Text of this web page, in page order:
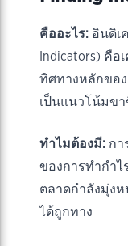
คืออะไร: อินดิเ
Indicators) คื
ทิศทางหลักของ
เป็นแนวโน้มขา
ทำไมต้องมี: กา
ของการทำกำไ
ตลาดกำลังมุ่ง
ได้ถูกทาง